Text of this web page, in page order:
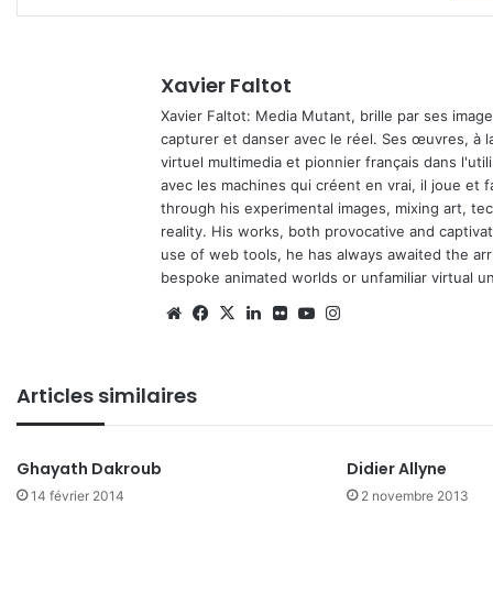
Xavier Faltot
Xavier Faltot: Media Mutant, brille par ses
capturer et danser avec le réel. Ses œuvres, à
virtuel multimedia et pionnier français dans
avec les machines qui créent en vrai, il joue et
through his experimental images, mixing art,
reality. His works, both provocative and
use of web tools, he has always awaited the
bespoke animated worlds or unfamiliar virtual
We Fa
X
Lin Fli Yo
Articles similaires
Ghayath Dakroub
14 février 2014
Didier Allyne
2 novembre 2013